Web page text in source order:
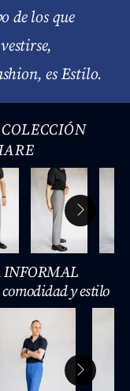
de los que
es Estilo.
INFORMAL
y estilo